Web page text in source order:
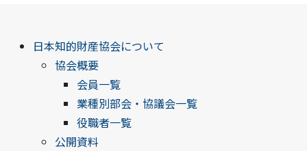
日本知的財産協会について
協会概要
会員一覧
業種別部会・協議会一覧
役職者一覧
公開資料